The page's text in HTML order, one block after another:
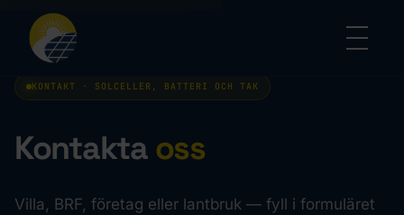
KONTAKT · SOLCELLER, BATTERI OCH TAK
Kontakta oss
Villa, BRF, företag eller lantbruk — fyll i formuläret